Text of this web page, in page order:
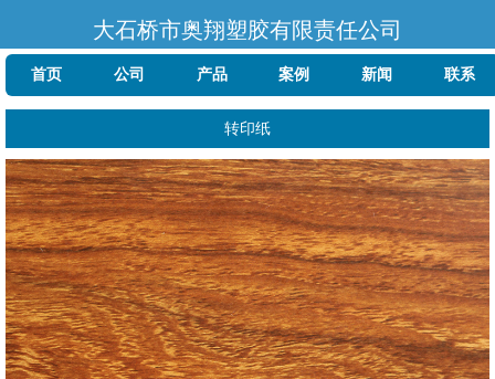
大石桥市奥翔塑胶有限责任公司
首页 公司 产品 案例 新闻 联系
转印纸